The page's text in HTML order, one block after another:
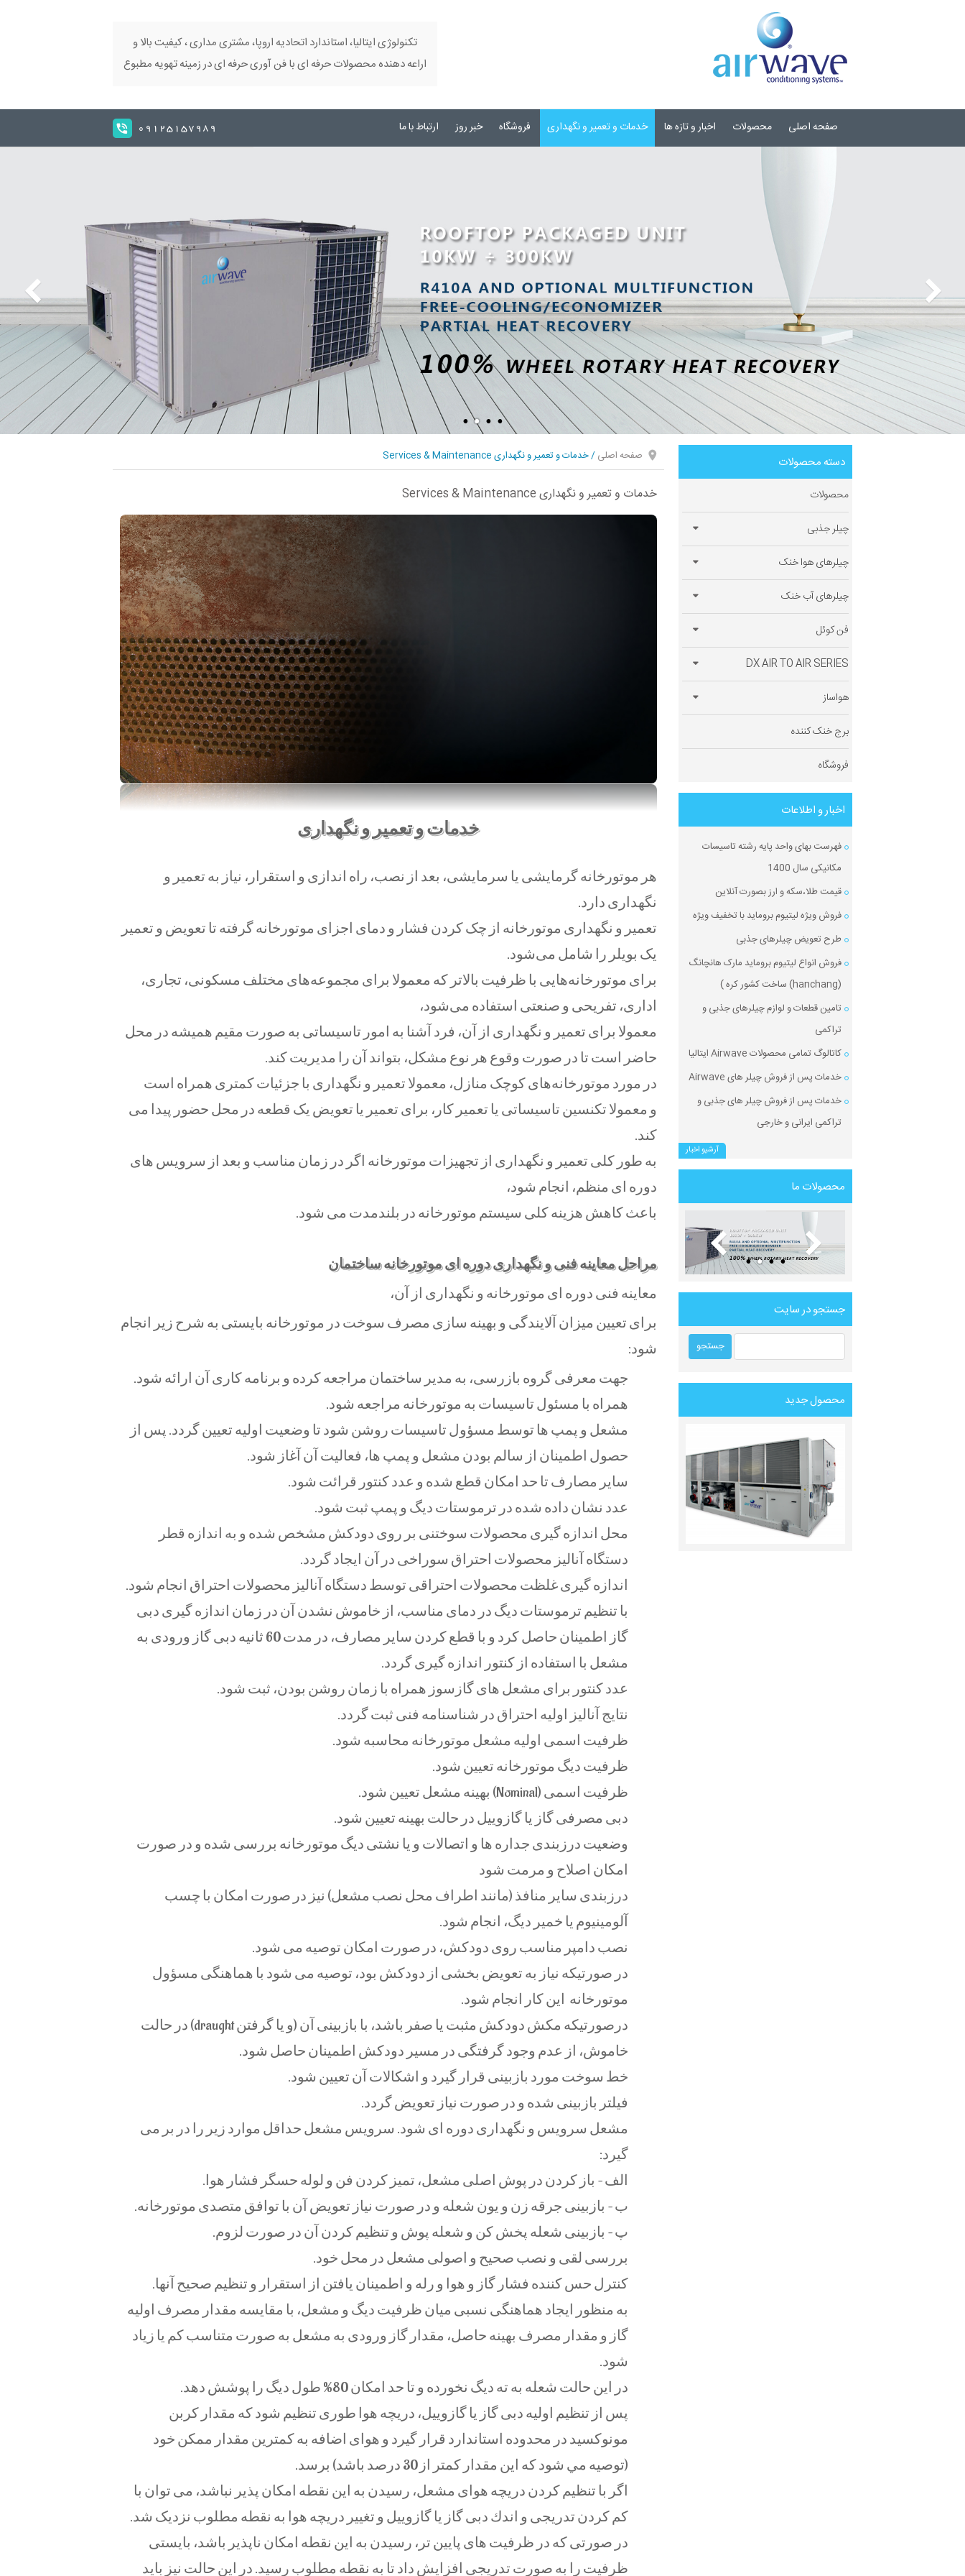
تکنولوژی ایتالیا، استاندارد اتحادیه اروپا، مشتری مداری ، کیفیت بالا و
اراعه دهنده محصولات حرفه ای با فن آوری حرفه ای در زمینه تهویه مطبوع
09125157989 صفحه اصلی محصولات اخبار و تازه ها خدمات و تعمیر و نگهداری فروشگاه خبر روز ارتباط با ما
صفحه اصلی/خدمات و تعمیر و نگهداری Services & Maintenance
خدمات و تعمیر و نگهداری Services & Maintenance
خدماتوتعمیر و نگهداری
هر موتورخانه گرمایشی یا سرمایشی، بعد از نصب، راه اندازی و استقرار، نیاز به تعمیر و
نگهداری دارد.
تعمیر و نگهداری موتورخانه از چک کردن فشار و دمای اجزای موتورخانه گرفته تا تعویض و تعمیر
یک بویلر را شامل می‌شود.
برای موتورخانه‌هایی با ظرفیت بالاتر که معمولا برای مجموعه‌های مختلف مسکونی، تجاری،
اداری، تفریحی و صنعتی استفاده می‌شود،
معمولا برای تعمیر و نگهداری از آن، فرد آشنا به امور تاسیساتی به صورت مقیم همیشه در محل
حاضر است تا در صورت وقوع هر نوع مشکل، بتواند آن را مدیریت کند.
در مورد موتورخانه‌های کوچک منازل، معمولا تعمیر و نگهداری با جزئیات کمتری همراه است
و معمولا تکنسین تاسیساتی یا تعمیر کار، برای تعمیر یا تعویض یک قطعه در محل حضور پیدا می
کند.
به طور کلی تعمیر و نگهداری از تجهیزات موتورخانه اگر در زمان مناسب و بعد از سرویس های
دوره ای منظم، انجام شود،
باعث کاهش هزینه کلی سیستم موتورخانه در بلندمدت می شود.
مراحل معاينه فنی و نگهداری دوره ای موتورخانه ساختمان
معاينه فنی دوره ای موتورخانه و نگهداری از آن،
برای تعيين میزان آلايندگی و بهينه سازی مصرف سوخت در موتورخانه بایستی به شرح زير انجام
شود:
جهت معرفی گروه بازرسی، به مدير ساختمان مراجعه کرده و برنامه كاری آن ارائه شود.
همراه با مسئول تاسیسات به موتورخانه مراجعه شود.
مشعل و پمپ ها توسط مسؤول تاسیسات روشن شود تا وضعيت اوليه تعيين گردد. پس از
حصول اطمينان از سالم بودن مشعل و پمپ ها، فعالیت آن آغاز شود.
ساير مصارف تا حد امکان قطع شده و عدد كنتور قرائت شود.
عدد نشان داده شده در ترموستات ديگ و پمپ ثبت شود.
محل اندازه گيری محصولات سوختنی بر روی دودكش مشخص شده و به اندازه قطر
دستگاه آناليز محصولات احتراق سوراخی در آن ايجاد گردد.
اندازه گيری غلظت محصولات احتراقی توسط دستگاه آناليز محصولات احتراق انجام شود.
با تنظيم ترموستات ديگ در دمای مناسب، از خاموش نشدن آن در زمان اندازه گيری دبی
گاز اطمينان حاصل کرد و با قطع كردن ساير مصارف، در مدت 60 ثانيه دبی گاز ورودی به
مشعل با استفاده از كنتور اندازه گيری گردد.
عدد كنتور برای مشعل های گازسوز همراه با زمان روشن بودن، ثبت شود.
نتایج آناليز اوليه احتراق در شناسنامه فنی ثبت گردد.
ظرفيت اسمی اوليه مشعل موتورخانه محاسبه شود.
ظرفيت ديگ موتورخانه تعيين شود.
ظرفيت اسمی (Nominal) بهينه مشعل تعيين شود.
دبی مصرفی گاز یا گازوييل در حالت بهينه تعيين شود.
وضعيت درزبندی جداره ها و اتصالات و يا نشتی ديگ موتورخانه بررسی شده و در صورت
امكان اصلاح و مرمت شود
درزبندی ساير منافذ (مانند اطراف محل نصب مشعل) نيز در صورت امكان با چسب
آلومينيوم يا خمير ديگ، انجام شود.
نصب دامپر مناسب روی دودكش، در صورت امکان توصیه می شود.
در صورتيكه نياز به تعويض بخشی از دودكش بود، توصيه می شود با هماهنگی مسؤول
موتورخانه اين كار انجام شود.
درصورتيكه مكش دودكش مثبت يا صفر باشد، با بازبينی آن (و يا گرفتن draught) در حالت
خاموش، از عدم وجود گرفتگی در مسير دودكش اطمينان حاصل شود.
خط سوخت مورد بازبینی قرار گیرد و اشكالات آن تعیین شود.
فيلتر بازبينی شده و در صورت نیاز تعویض گردد.
مشعل سرويس و نگهداری دوره ای شود. سرويس مشعل حداقل موارد زير را در بر می
گیرد:
الف – باز كردن در پوش اصلی مشعل، تميز كردن فن و لوله حسگر فشار هوا.
ب – بازبينی جرقه زن و يون شعله و در صورت نیاز تعويض آن با توافق متصدی موتورخانه.
پ – بازبينی شعله پخش كن و شعله پوش و تنظيم کردن آن در صورت لزوم.
بررسی لقی و نصب صحيح و اصولی مشعل در محل خود.
کنترل حس كننده فشار گاز و هوا و رله و اطمينان یافتن از استقرار و تنظيم صحيح آنها.
به منظور ايجاد هماهنگی نسبی ميان ظرفيت ديگ و مشعل، با مقايسه مقدار مصرف اوليه
گاز و مقدار مصرف بهينه حاصل، مقدار گاز ورودی به مشعل به صورت متناسب كم يا زياد
شود.
در اين حالت شعله به ته ديگ نخورده و تا حد امکان 80% طول ديگ را پوشش دهد.
پس از تنظيم اوليه دبی گاز یا گازوييل، دريچه هوا طوری تنظيم شود كه مقدار کربن
مونوکسید در محدوده استاندارد قرار گيرد و هوای اضافه به كمترين مقدار ممكن خود
(توصيه مي شود که اين مقدار كمتر از 30 درصد باشد) برسد.
اگر با تنظيم کردن دريچه هوای مشعل، رسيدن به اين نقطه امكان پذير نباشد، می توان با
كم كردن تدريجی و اندك دبی گاز یا گازوييل و تغيير دريچه هوا به نقطه مطلوب نزدیک شد.
در صورتی كه در ظرفيت های پايين تر، رسيدن به اين نقطه امكان ناپذير باشد، بایستی
ظرفيت را به صورت تدريجی افزايش داد تا به نقطه مطلوب رسید. در اين حالت نيز بايد
دسته محصولات
محصولات
چیلر جذبی
چیلرهای هوا خنک
چیلرهای آب خنک
فن کوئل
DX AIR TO AIR SERIES
هواساز
برج خنک کننده
فروشگاه
اخبار و اطلاعات
فهرست بهای واحد پایه رشته تاسیسات
مکانیکی سال 1400
قیمت طلا،سکه و ارز بصورت آنلاین
فروش ویژه لیتیوم بروماید با تخفیف ویژه
طرح تعویض چیلرهای جذبی
فروش انواع لیتیوم بروماید مارک هانچانگ
(hanchang) ساخت کشور کره )
تامین قطعات و لوازم چیلرهای جذبی و
تراکمی
کاتالوگ تمامی محصولات Airwave ایتالیا
خدمات پس از فروش چیلر های Airwave
خدمات پس از فروش چیلر های جذبی و
تراکمی ایرانی و خارجی
آرشیو اخبار
محصولات ما
جستجو در سایت
محصول جدید